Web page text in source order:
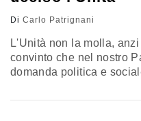
Di Carlo Patrignani
L'Unità non la molla,
convinto che nel nostro
domanda politica e